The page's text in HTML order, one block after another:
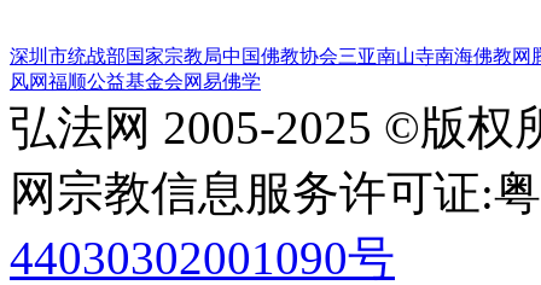
深圳市统战部国家宗教局中国佛教协会三亚南山寺南海佛教网
风网福顺公益基金会网易佛学
弘法网 2005-2025 ©版权
网宗教信息服务许可证:
44030302001090号